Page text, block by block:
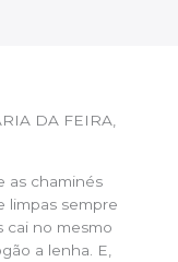
DA FEIRA,
as chaminés
limpas sempre
cai no mesmo
a lenha. E,